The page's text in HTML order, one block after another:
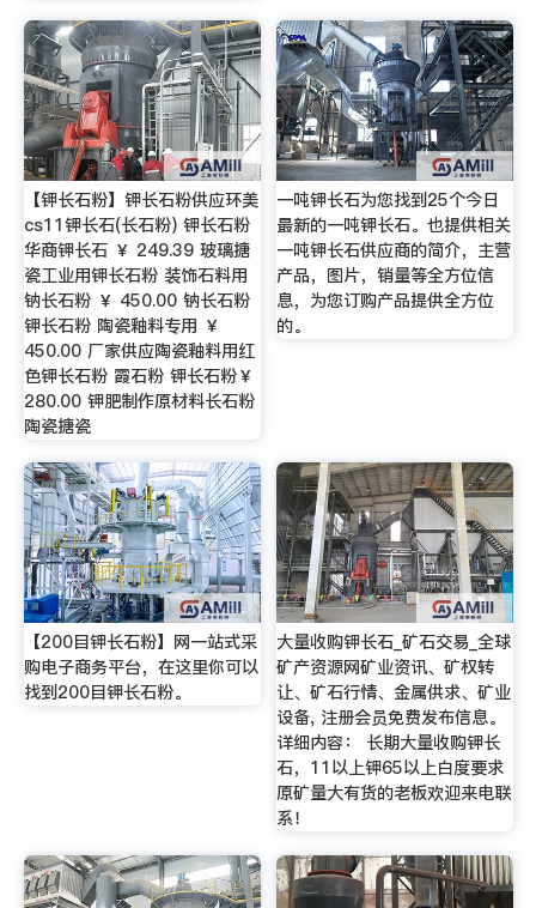
【钾长石粉】钾长石粉供应环美
cs11钾长石(长石粉) 钾长石粉
华商钾长石 ￥ 249.39 玻璃搪
瓷工业用钾长石粉 装饰石料用
钠长石粉 ￥ 450.00 钠长石粉
钾长石粉 陶瓷釉料专用 ￥
450.00 厂家供应陶瓷釉料用红
色钾长石粉 霞石粉 钾长石粉￥
280.00 钾肥制作原材料长石粉
陶瓷搪瓷
一吨钾长石为您找到25个今日
最新的一吨钾长石。也提供相关
一吨钾长石供应商的简介，主营
产品，图片，销量等全方位信
息，为您订购产品提供全方位
的。
【200目钾长石粉】网一站式采
购电子商务平台，在这里你可以
找到200目钾长石粉。
大量收购钾长石_矿石交易_全球
矿产资源网矿业资讯、矿权转
让、矿石行情、金属供求、矿业
设备, 注册会员免费发布信息。
详细内容： 长期大量收购钾长
石，11以上钾65以上白度要求
原矿量大有货的老板欢迎来电联
系！